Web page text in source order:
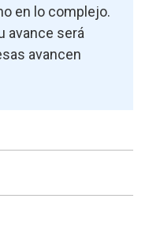
en lo complejo.
avance será
avancen